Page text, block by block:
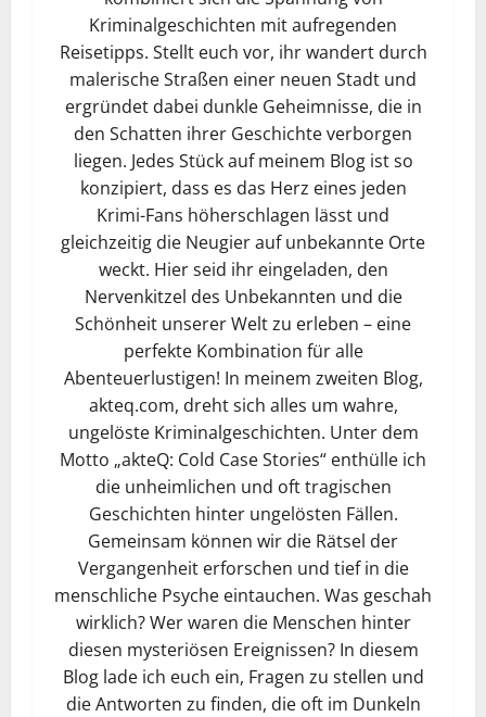
Kriminalgeschichten mit aufregenden
Reisetipps. Stellt euch vor, ihr wandert durch
malerische Straßen einer neuen Stadt und
ergründet dabei dunkle Geheimnisse, die in
den Schatten ihrer Geschichte verborgen
liegen. Jedes Stück auf meinem Blog ist so
konzipiert, dass es das Herz eines jeden
Krimi-Fans höherschlagen lässt und
gleichzeitig die Neugier auf unbekannte Orte
weckt. Hier seid ihr eingeladen, den
Nervenkitzel des Unbekannten und die
Schönheit unserer Welt zu erleben – eine
perfekte Kombination für alle
Abenteuerlustigen! In meinem zweiten Blog,
akteq.com, dreht sich alles um wahre,
ungelöste Kriminalgeschichten. Unter dem
Motto „akteQ: Cold Case Stories“ enthülle ich
die unheimlichen und oft tragischen
Geschichten hinter ungelösten Fällen.
Gemeinsam können wir die Rätsel der
Vergangenheit erforschen und tief in die
menschliche Psyche eintauchen. Was geschah
wirklich? Wer waren die Menschen hinter
diesen mysteriösen Ereignissen? In diesem
Blog lade ich euch ein, Fragen zu stellen und
die Antworten zu finden, die oft im Dunkeln